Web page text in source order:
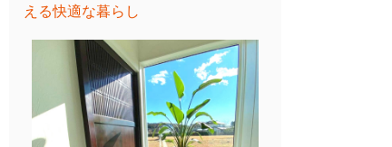
える快適な暮らし